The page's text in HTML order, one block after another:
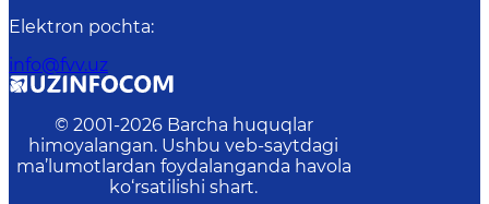
Elektron pochta:
info@fvv.uz
© 2001-2026 Barcha huquqlar
himoyalangan. Ushbu veb-saytdagi
ma’lumotlardan foydalanganda havola
ko‘rsatilishi shart.